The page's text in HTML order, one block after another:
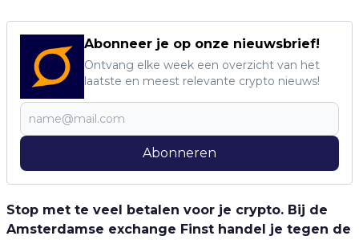
Abonneer je op onze nieuwsbrief!
Ontvang elke week een overzicht van het
laatste en meest relevante crypto nieuws!
Abonneren
Stop met te veel betalen voor je crypto. Bij de
Amsterdamse exchange Finst handel je tegen de